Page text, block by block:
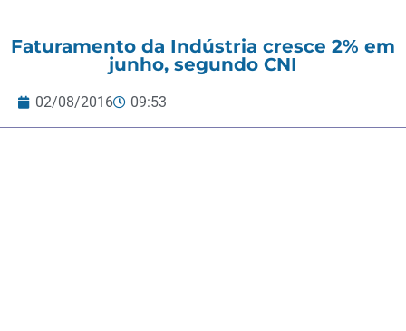
Faturamento da Indústria cresce 2% em
junho, segundo CNI
02/08/2016 09:53